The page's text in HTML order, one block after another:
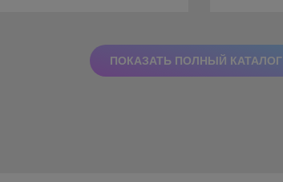
ПОКАЗАТЬ ПОЛНЫЙ КАТАЛОГ